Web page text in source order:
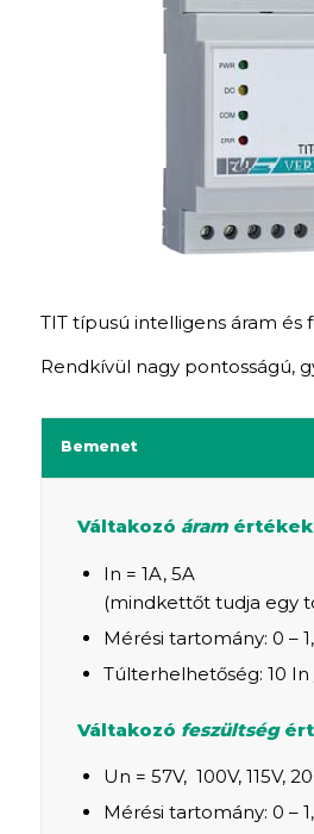
TIT típusú intelligens áram és
Rendkívül nagy pontosságú,
Bemenet
Váltakozó áramértékek
In = 1A, 5A
(mindkettőt tudja egy
Mérési tartomány: 0 –
Túlterhelhetőség: 10 In
Váltakozó feszültség
Un = 57V, 100V, 115V,
Mérési tartomány: 0 –